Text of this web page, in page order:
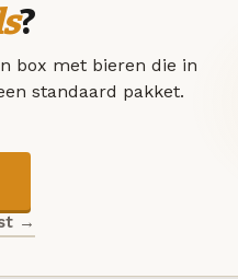
?
box met bieren die in
standaard pakket.
→